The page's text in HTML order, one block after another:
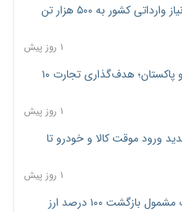
پیش‌بینی افزایش تولید برنج؛ نیاز وارداتی کشور به ۵۰۰ هزار تن
۱ روز پیش
امضای تفاهم‌نامه تجاری ایران و پاکستان؛ هدف‌گذاری تجارت ۱۰
۱ روز پیش
ورود موقت کالا و خودرو تا
۱ روز پیش
فهرست کالاهای فولادی و فلزات مشمول بازگشت ۱۰۰ درصد ارز